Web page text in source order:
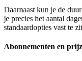
Daarnaast kun je de
je precies het aantal
standaardopties vast te
Abonnementen en